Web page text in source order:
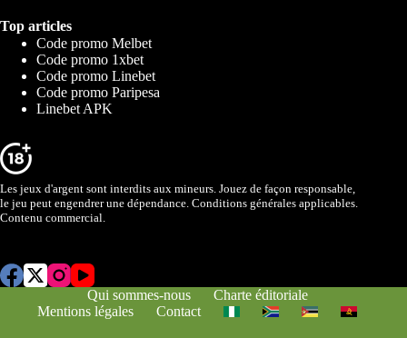
Top articles
Code promo Melbet
Code promo 1xbet
Code promo Linebet
Code promo Paripesa
Linebet APK
Les jeux d'argent sont interdits aux mineurs. Jouez de façon responsable,
le jeu peut engendrer une dépendance. Conditions générales applicables.
Contenu commercial.
Qui sommes-nous
Charte éditoriale
Mentions légales
Contact